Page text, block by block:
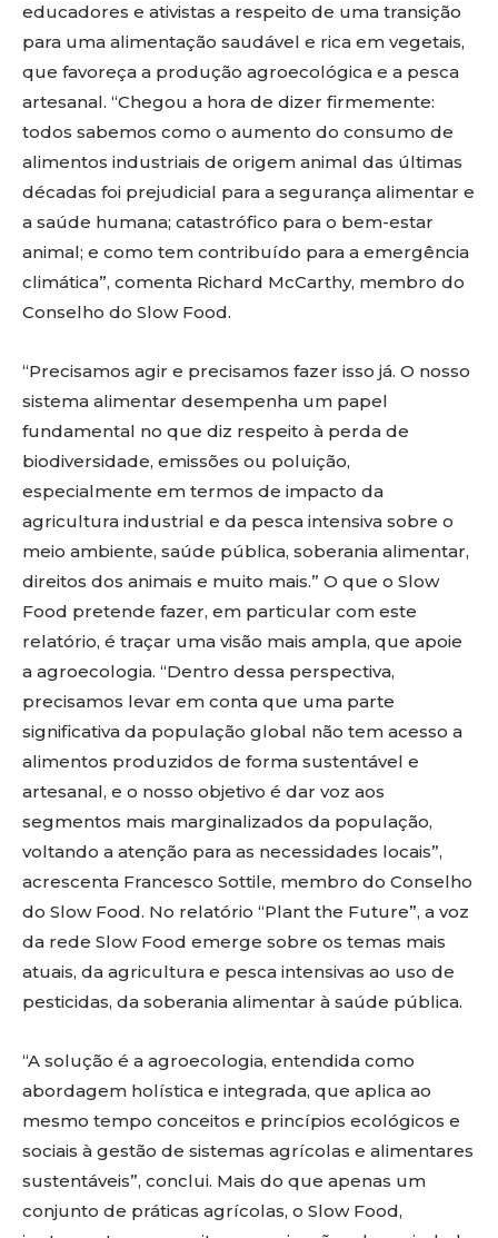
educadores e ativistas a respeito de uma transição
para uma alimentação saudável e rica em vegetais,
que favoreça a produção agroecológica e a pesca
artesanal. “Chegou a hora de dizer firmemente:
todos sabemos como o aumento do consumo de
alimentos industriais de origem animal das últimas
décadas foi prejudicial para a segurança alimentar e
a saúde humana; catastrófico para o bem-estar
animal; e como tem contribuído para a emergência
climática”, comenta Richard McCarthy, membro do
Conselho do Slow Food.
“Precisamos agir e precisamos fazer isso já. O nosso
sistema alimentar desempenha um papel
fundamental no que diz respeito à perda de
biodiversidade, emissões ou poluição,
especialmente em termos de impacto da
agricultura industrial e da pesca intensiva sobre o
meio ambiente, saúde pública, soberania alimentar,
direitos dos animais e muito mais.” O que o Slow
Food pretende fazer, em particular com este
relatório, é traçar uma visão mais ampla, que apoie
a agroecologia. “Dentro dessa perspectiva,
precisamos levar em conta que uma parte
significativa da população global não tem acesso a
alimentos produzidos de forma sustentável e
artesanal, e o nosso objetivo é dar voz aos
segmentos mais marginalizados da população,
voltando a atenção para as necessidades locais”,
acrescenta Francesco Sottile, membro do Conselho
do Slow Food. No relatório “Plant the Future”, a voz
da rede Slow Food emerge sobre os temas mais
atuais, da agricultura e pesca intensivas ao uso de
pesticidas, da soberania alimentar à saúde pública.
“A solução é a agroecologia, entendida como
abordagem holística e integrada, que aplica ao
mesmo tempo conceitos e princípios ecológicos e
sociais à gestão de sistemas agrícolas e alimentares
sustentáveis”, conclui. Mais do que apenas um
conjunto de práticas agrícolas, o Slow Food,